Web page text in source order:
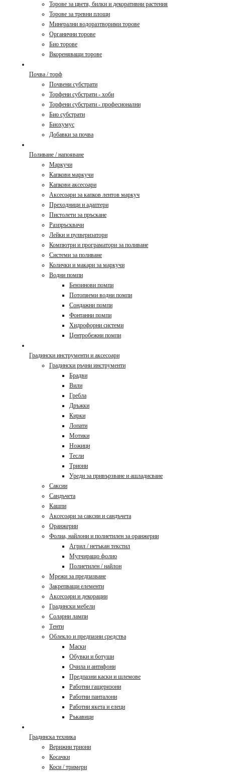
Торове за цветя, билки и декоративни растения
Торове за тревни площи
Минерални водоразтворими торове
Органични торове
Био торове
Вкореняващи торове
Почва / торф
Почвени субстрати
Торфени субстрати - хоби
Торфени субстрати - професионални
Био субстрати
Биохумус
Добавки за почва
Поливане / напояване
Маркучи
Капкови маркучи
Капкови аксесоари
Аксесоари за капков лентов маркуч
Преходници и адаптери
Пистолети за пръскане
Разпръсквачи
Лейки и пулверизатори
Компютри и програматори за поливане
Системи за поливане
Колички и макари за маркучи
Водни помпи
Бензинови помпи
Потопяеми водни помпи
Сондажни помпи
Фонтанни помпи
Хидрофорни системи
Центробежни помпи
Градински инструменти и аксесоари
Градински ръчни инструменти
Брадви
Вили
Гребла
Дръжки
Кирки
Лопати
Мотики
Ножици
Тесли
Триони
Уреди за привързване и ашладисване
Саксии
Сандъчета
Кашпи
Аксесоари за саксии и сандъчета
Оранжерии
Фолиа, найлони и полиетилен за оранжерии
Агрил / нетъкан текстил
Мулчиращо фолио
Полиетилен / найлон
Мрежи за предпазване
Закрепващи елементи
Аксесоари и декорации
Градински мебели
Соларни лампи
Тенти
Облекло и предпазни средства
Маски
Обувки и ботуши
Очила и антифони
Предпазни каски и шлемове
Работни гащеризони
Работни панталони
Работни якета и елеци
Ръкавици
Градинска техника
Верижни триони
Косачки
Коси / тримери